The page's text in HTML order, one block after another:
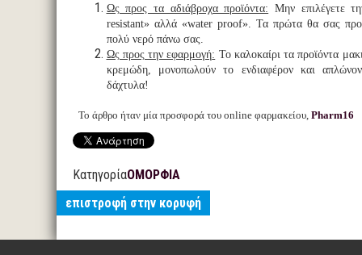
Ως προς τα αδιάβροχα προϊόντα: Μην επιλέγετε
resistant» αλλά «water proof». Τα πρώτα θα σας
πολύ νερό πάνω σας.
Ως προς την εφαρμογή: Το καλοκαίρι τα προϊόντα
κρεμώδη, μονοπωλούν το ενδιαφέρον και
δάχτυλα!
Το άρθρο ήταν μία προσφορά του online φαρμακείου, Pharm16
ΚατηγορίαΟΜΟΡΦΙΑ
επιστροφή στην κορυφή